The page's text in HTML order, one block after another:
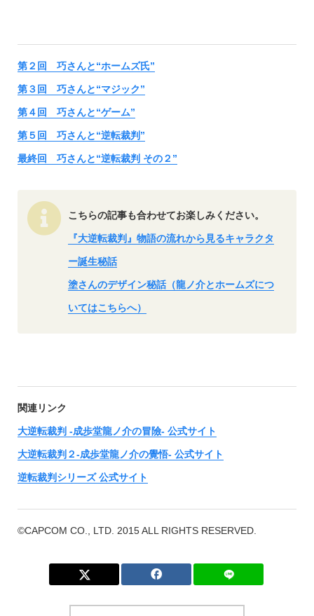
第２回 巧さんと“ホームズ氏”
第３回 巧さんと“マジック”
第４回 巧さんと“ゲーム”
第５回 巧さんと“逆転裁判”
最終回 巧さんと“逆転裁判 その２”
こちらの記事も合わせてお楽しみください。
『大逆転裁判』物語の流れから見るキャラクタ
ー誕生秘話
塗さんのデザイン秘話（龍ノ介とホームズにつ
いてはこちらへ）
関連リンク
大逆転裁判 -成歩堂龍ノ介の冒險- 公式サイト
大逆転裁判２-成歩堂龍ノ介の覺悟- 公式サイト
逆転裁判シリーズ 公式サイト
©CAPCOM CO., LTD. 2015 ALL RIGHTS RESERVED.